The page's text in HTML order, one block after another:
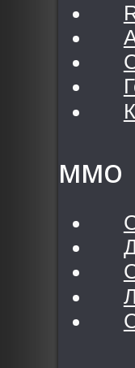
MMO